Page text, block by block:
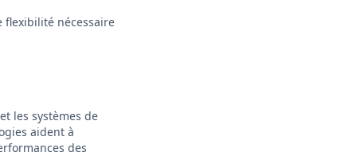
flexibilité nécessaire
les systèmes de
aident à
des